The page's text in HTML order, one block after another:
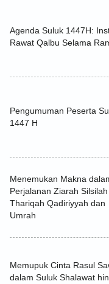
Agenda Suluk 1447H:
Rawat Qalbu Selama
Pengumuman Peserta
1447 H
Menemukan Makna
Perjalanan Ziarah Silsilah
Thariqah Qadiriyyah dan
Umrah
Memupuk Cinta Rasul
dalam Suluk Shalawat